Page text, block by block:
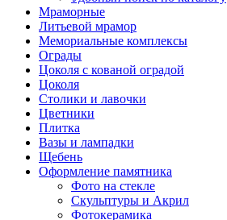
Мраморные
Литьевой мрамор
Мемориальные комплексы
Ограды
Цоколя с кованой оградой
Цоколя
Столики и лавочки
Цветники
Плитка
Вазы и лампадки
Щебень
Оформление памятника
Фото на стекле
Скульптуры и Акрил
Фотокерамика